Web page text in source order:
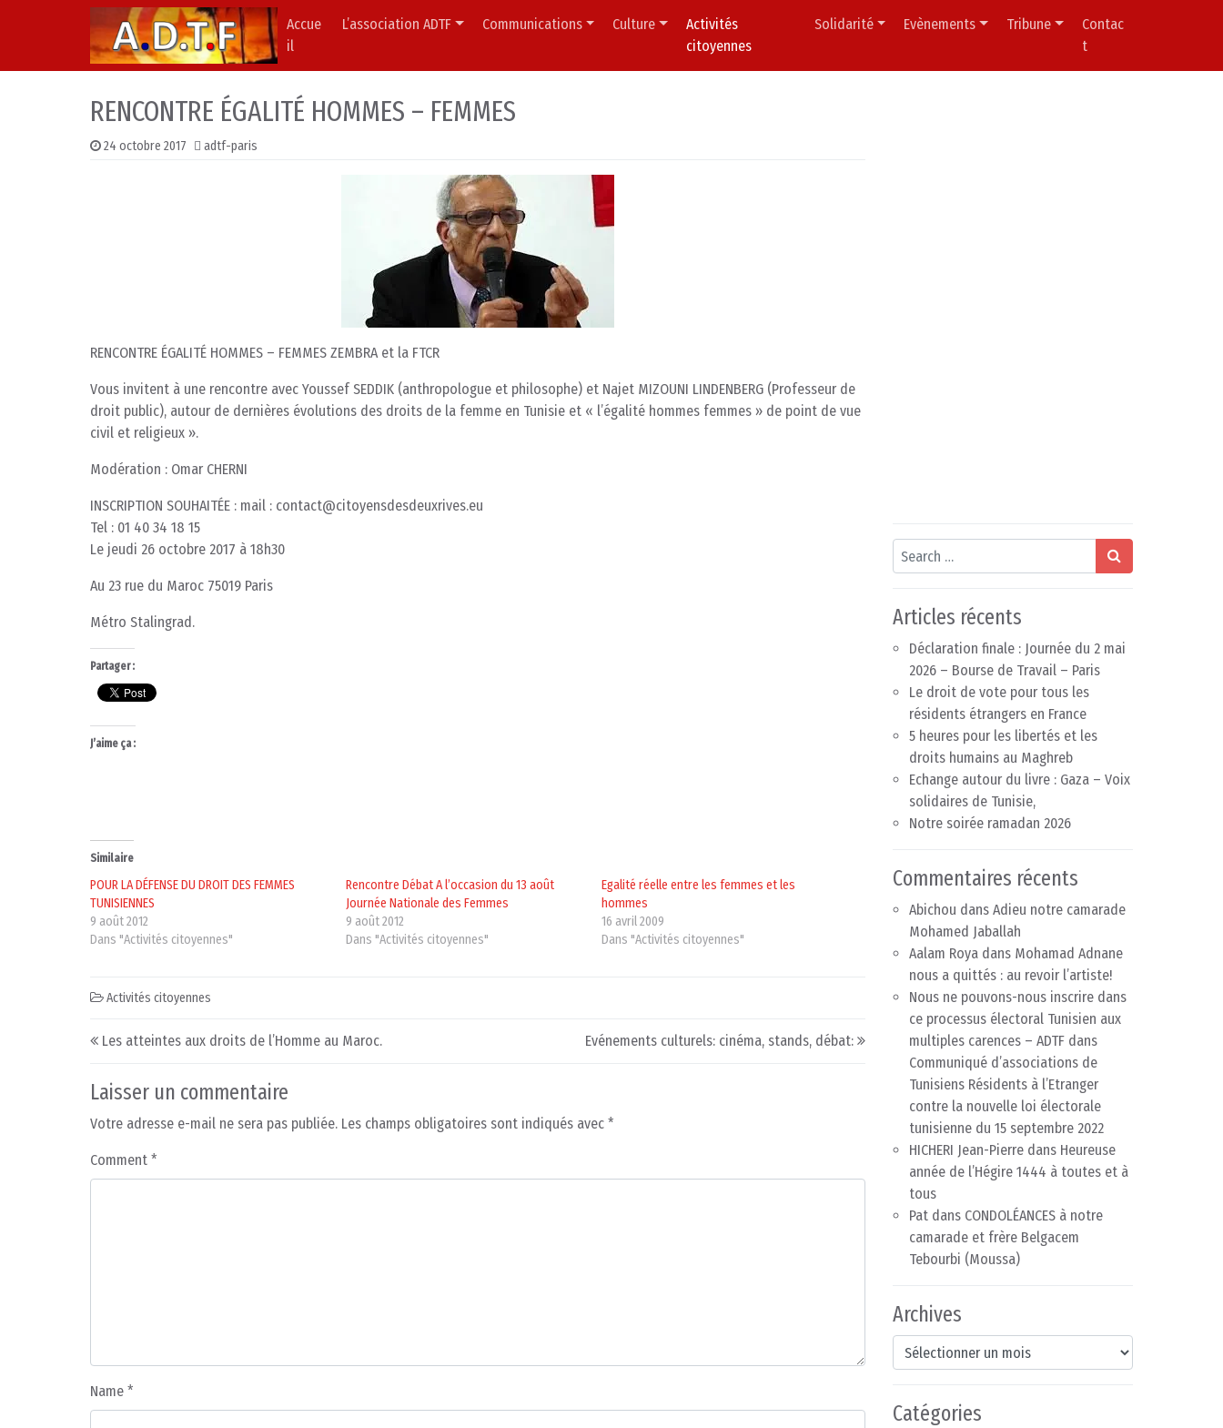
Skip to content
Main Navigation
Accue
il
L’association ADTF Communications Culture
Activités
citoyennes
Solidarité Evènements Tribune
Contac
t
RENCONTRE ÉGALITÉ HOMMES – FEMMES
24 octobre 2017 adtf-paris
RENCONTRE ÉGALITÉ HOMMES – FEMMES ZEMBRA et la FTCR
Vous invitent à une rencontre avec Youssef SEDDIK (anthropologue et philosophe) et Najet MIZOUNI LINDENBERG (Professeur de
droit public), autour de dernières évolutions des droits de la femme en Tunisie et « l’égalité hommes femmes » de point de vue
civil et religieux ».
Modération : Omar CHERNI
INSCRIPTION SOUHAITÉE : mail : contact@citoyensdesdeuxrives.eu
Tel : 01 40 34 18 15
Le jeudi 26 octobre 2017 à 18h30
Au 23 rue du Maroc 75019 Paris
Métro Stalingrad.
Partager :
J’aime ça :
Similaire
POUR LA DÉFENSE DU DROIT DES FEMMES
TUNISIENNES
9 août 2012
Dans "Activités citoyennes"
Rencontre Débat A l’occasion du 13 août
Journée Nationale des Femmes
9 août 2012
Dans "Activités citoyennes"
Egalité réelle entre les femmes et les
hommes
16 avril 2009
Dans "Activités citoyennes"
Activités citoyennes
Post navigation
Les atteintes aux droits de l’Homme au Maroc. Evénements culturels: cinéma, stands, débat:
Laisser un commentaire
Votre adresse e-mail ne sera pas publiée. Les champs obligatoires sont indiqués avec *
Comment *
Name *
Search
Articles récents
Déclaration finale : Journée du 2 mai
2026 – Bourse de Travail – Paris
Le droit de vote pour tous les
résidents étrangers en France
5 heures pour les libertés et les
droits humains au Maghreb
Echange autour du livre : Gaza – Voix
solidaires de Tunisie,
Notre soirée ramadan 2026
Commentaires récents
Abichou dans Adieu notre camarade
Mohamed Jaballah
Aalam Roya dans Mohamad Adnane
nous a quittés : au revoir l’artiste!
Nous ne pouvons-nous inscrire dans
ce processus électoral Tunisien aux
multiples carences – ADTF dans
Communiqué d’associations de
Tunisiens Résidents à l’Etranger
contre la nouvelle loi électorale
tunisienne du 15 septembre 2022
HICHERI Jean-Pierre dans Heureuse
année de l’Hégire 1444 à toutes et à
tous
Pat dans CONDOLÉANCES à notre
camarade et frère Belgacem
Tebourbi (Moussa)
Archives
Archives
Catégories